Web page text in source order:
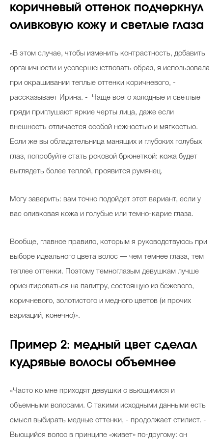
коричневый оттенок подчеркнул
оливковую кожу и светлые глаза
«В этом случае, чтобы изменить контрастность, добавить
органичности и усовершенствовать образ, я использовала
при окрашивании теплые оттенки коричневого, -
рассказывает Ирина. - Чаще всего холодные и светлые
пряди приглушают яркие черты лица, даже если
внешность отличается особой нежностью и мягкостью.
Если же вы обладательница манящих и глубоких голубых
глаз, попробуйте стать роковой брюнеткой: кожа будет
выглядеть более теплой, проявится румянец.
Могу заверить: вам точно подойдет этот вариант, если у
вас оливковая кожа и голубые или темно-карие глаза.
Вообще, главное правило, которым я руководствуюсь при
выборе идеального цвета волос — чем темнее глаза, тем
теплее оттенки. Поэтому темноглазым девушкам лучше
ориентироваться на палитру, состоящую из бежевого,
коричневого, золотистого и медного цветов (и прочих
вариаций, конечно)».
Пример 2: медный цвет сделал
кудрявые волосы объемнее
«Часто ко мне приходят девушки с вьющимися и
объемными волосами. С такими исходными данными есть
смысл выбирать медные оттенки, - продолжает стилист. -
Вьющийся волос в принципе «живет» по-другому: он